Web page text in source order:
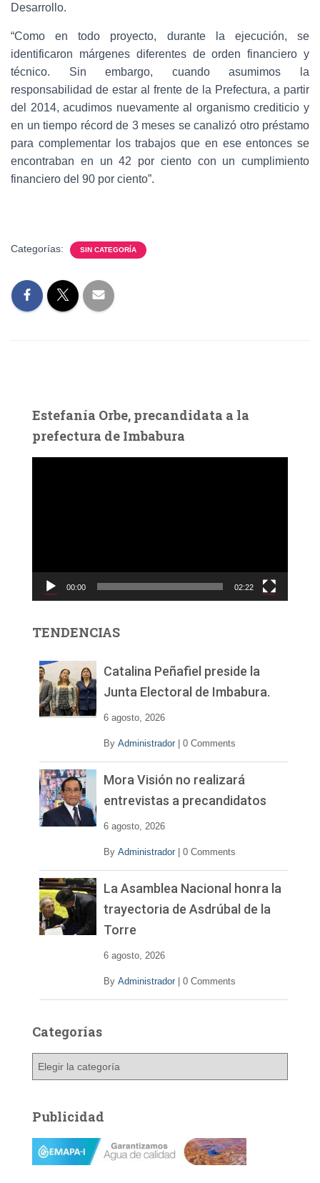
Desarrollo.
“Como en todo proyecto, durante la ejecución, se
identificaron márgenes diferentes de orden financiero y
técnico. Sin embargo, cuando asumimos la
responsabilidad de estar al frente de la Prefectura, a partir
del 2014, acudimos nuevamente al organismo crediticio y
en un tiempo récord de 3 meses se canalizó otro préstamo
para complementar los trabajos que en ese entonces se
encontraban en un 42 por ciento con un cumplimiento
financiero del 90 por ciento”.
Categorías: SIN CATEGORÍA
Estefanía Orbe, precandidata a la
prefectura de Imbabura
c
d
00:00 02:22
TENDENCIAS
Catalina Peñafiel preside la
Junta Electoral de Imbabura.
6 agosto, 2026
By Administrador 0 Comments
Mora Visión no realizará
entrevistas a precandidatos
6 agosto, 2026
By Administrador 0 Comments
La Asamblea Nacional honra la
trayectoria de Asdrúbal de la
Torre
6 agosto, 2026
By Administrador 0 Comments
Categorías
g
o
Publicidad